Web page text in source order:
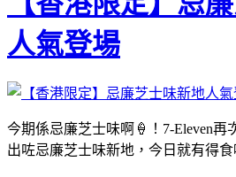
人氣登場
今期係忌廉芝士味啊🍦！7-Eleven再
出咗忌廉芝士味新地，今日就有得食